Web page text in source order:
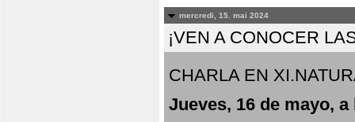
mercredi, 15. mai 2024
¡VEN A CONOCER
CHARLA EN
Jueves, 16 de mayo,